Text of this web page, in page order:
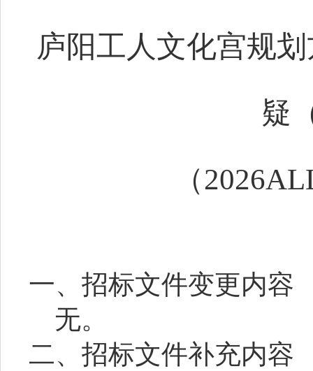
庐阳工人文化宫规
疑
（
一、 招标文件变更内容
无。
二、招标文件补充内容